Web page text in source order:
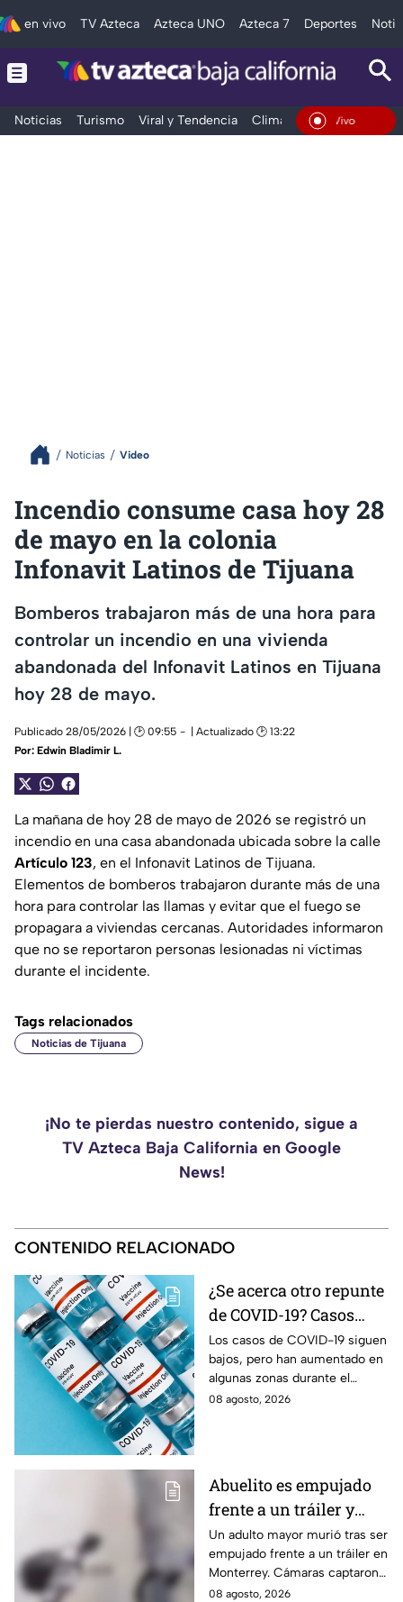
en vivo TV Azteca Azteca UNO Azteca 7 Deportes
Noticias Turismo Viral y Tendencia Clima Deportes
En Vivo
Noticias Video
Incendio consume casa hoy 28
de mayo en la colonia
Infonavit Latinos de Tijuana
Bomberos trabajaron más de una hora para
controlar un incendio en una vivienda
abandonada del Infonavit Latinos en Tijuana
hoy 28 de mayo.
Publicado 28/05/2026 | 🕑 09:55
| Actualizado 🕑 13:22
Por: Edwin Bladimir L.
La mañana de hoy 28 de mayo de 2026 se registró un
incendio en una casa abandonada ubicada sobre la calle
Artículo 123, en el Infonavit Latinos de Tijuana.
Elementos de bomberos trabajaron durante más de una
hora para controlar las llamas y evitar que el fuego se
propagara a viviendas cercanas. Autoridades informaron
que no se reportaron personas lesionadas ni víctimas
durante el incidente.
Tags relacionados
Noticias de Tijuana
¡No te pierdas nuestro contenido, sigue a
TV Azteca Baja California en Google
News!
CONTENIDO RELACIONADO
¿Se acerca otro repunte
de COVID-19? Casos
aumentan en estas
zonas
Los casos de COVID-19 siguen
bajos, pero han aumentado en
algunas zonas durante el
verano. Conoce qué estados
08 agosto, 2026
Abuelito es empujado
frente a un tráiler y
muere atropellado; el
agresor escapó |
IMÁGENES SENSIBLES
Un adulto mayor murió tras ser
empujado frente a un tráiler en
Monterrey. Cámaras captaron
el momento y autoridades
08 agosto, 2026